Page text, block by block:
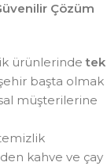
Çözüm
ürünlerindetek
başta olmak
müşterilerine
kahve ve çay